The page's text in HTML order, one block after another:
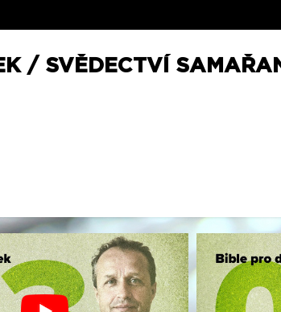
/ SVĚDECTVÍ